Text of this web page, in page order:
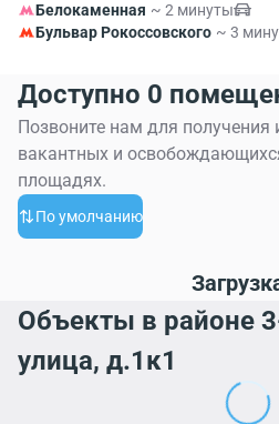
Белокаменная ~ 2 минуты
Бульвар Рокоссовского ~ 3
Доступно 0
Позвоните нам для
вакантных и
площадях.
По умолчанию
Объекты в районе
улица, д.1к1